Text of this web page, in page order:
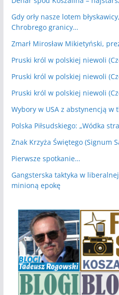
Gdy orły nasze lotem
Chrobrego granicy…
Zmarł Mirosław Mikietyński,
Pruski król w polskiej niewoli
Pruski król w polskiej niewoli
Pruski król w polskiej niewoli
Wybory w USA z abstynencją w
Polska Piłsudskiego: „Wódka
Znak Krzyża Świętego (Signum
Pierwsze spotkanie…
Gangsterska taktyka w
minioną epokę